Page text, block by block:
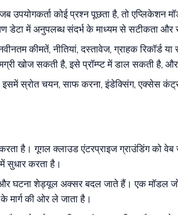
उपयोगकर्ता कोई प्रश्न पूछता है, तो
डेटा में अनुपलब्ध संदर्भ के माध्यम से सटीकता
कीमतें, नीतियां, दस्तावेज, ग्राहक
खोज सकती है, इसे प्रॉम्प्ट में डाल सकती है,
स्रोत चयन, साफ करना, इंडेक्सिंग, एक्सेस
है। गूगल क्लाउड एंटरप्राइज ग्राउंडिंग को
सुधार करता है।
घटना शेड्यूल अक्सर बदल जाते हैं। एक मॉडल
मार्ग की ओर ले जाता है।